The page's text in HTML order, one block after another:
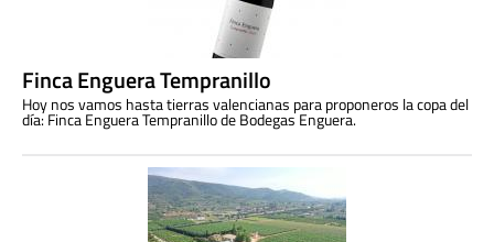
Finca Enguera Tempranillo
Hoy nos vamos hasta tierras valencianas para proponeros la copa del
día: Finca Enguera Tempranillo de Bodegas Enguera.